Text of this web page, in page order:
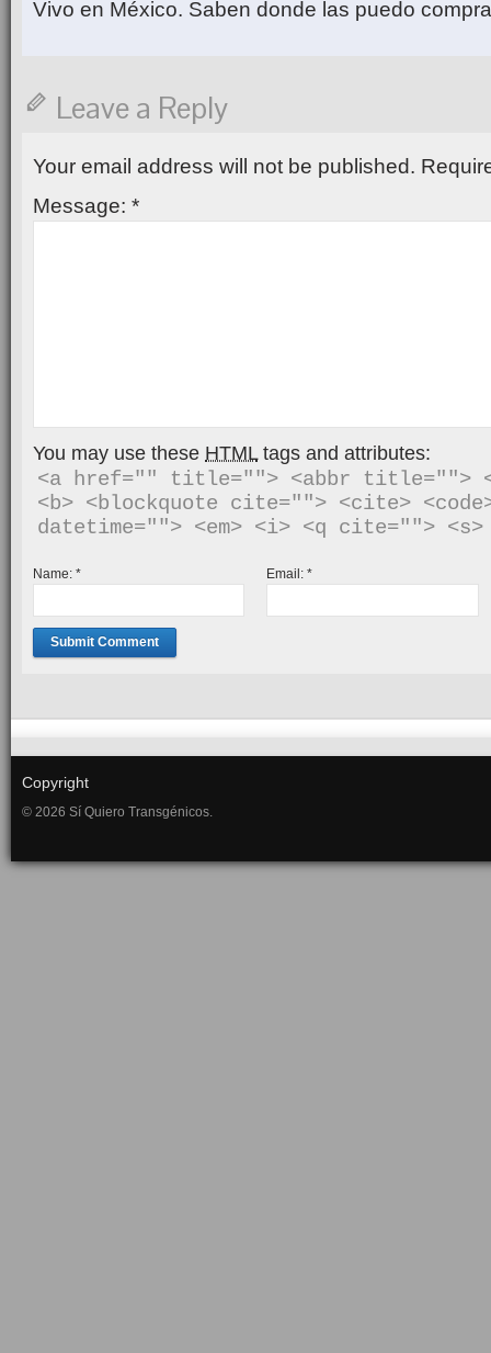
Vivo en México. Saben donde las puedo
Leave a Reply
Your email address will not be published.
Message: *
You may use these HTMLtags and attributes:
<a href="" title=""> <abbr title="">
<b> <blockquote cite=""> <cite>
Name: * Email:*
Copyright
© 2026 Sí Quiero Transgénicos.